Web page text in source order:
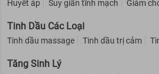
Huyết áp Suy giãn tĩnh mạch Giảm
Tinh Dầu Các Loại
Tinh dầu massage Tinh dầu trị cảm
Tăng Sinh Lý